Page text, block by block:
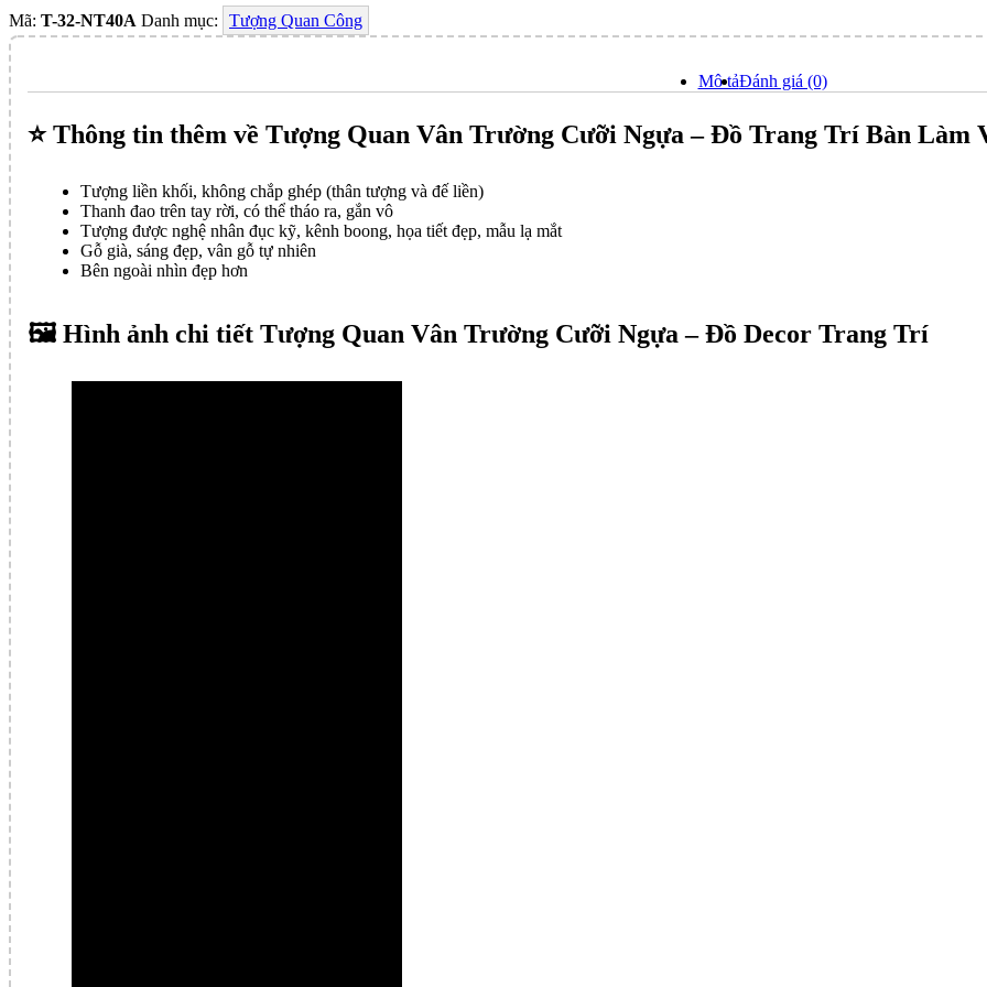
Mã: T-32-NT40A Danh mục: Tượng Quan Công
Mô tảĐánh giá (0)
⭐️ Thông tin thêm về Tượng Quan Vân Trường Cưỡi Ngựa – Đồ Trang Trí Bàn Làm
Tượng liền khối, không chắp ghép (thân tượng và đế liền)
Thanh đao trên tay rời, có thể tháo ra, gắn vô
Tượng được nghệ nhân đục kỹ, kênh boong, họa tiết đẹp, mẫu lạ mắt
Gỗ già, sáng đẹp, vân gỗ tự nhiên
Bên ngoài nhìn đẹp hơn
🖼️ Hình ảnh chi tiết Tượng Quan Vân Trường Cưỡi Ngựa – Đồ Decor Trang Trí